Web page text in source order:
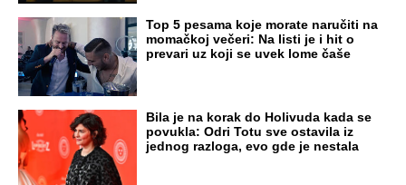
Top 5 pesama koje morate naručiti na
momačkoj večeri: Na listi je i hit o
prevari uz koji se uvek lome čaše
Bila je na korak do Holivuda kada se
povukla: Odri Totu sve ostavila iz
jednog razloga, evo gde je nestala